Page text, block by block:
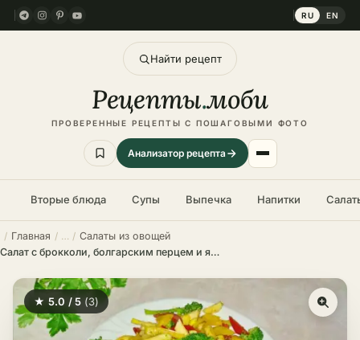
RU EN
Найти рецепт
Рецепты.моби
ПРОВЕРЕННЫЕ РЕЦЕПТЫ С ПОШАГОВЫМИ ФОТО
Анализатор рецепта
Вторые блюда Супы Выпечка Напитки
Главная
Салаты из овощей
Салат с брокколи, болгарским перцем и яблоком – пошаговый рецепт в домашних условиях
★ 5.0 / 5 (3)